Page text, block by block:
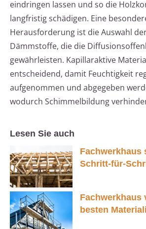
eindringen lassen und so die
langfristig schädigen. Eine
Herausforderung ist die Auswahl
Dämmstoffe, die die
gewährleisten. Kapillaraktive
entscheidend, damit Feuchtigkeit
aufgenommen und abgegeben
wodurch Schimmelbildung
Lesen Sie auch
Fachwerkhaus
Schritt-für-
Fachwerkhaus
besten